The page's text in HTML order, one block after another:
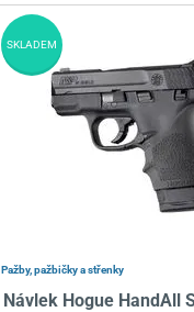
Pažby, pažbičky a střenky
Návlek Hogue HandAll
SKLADEM